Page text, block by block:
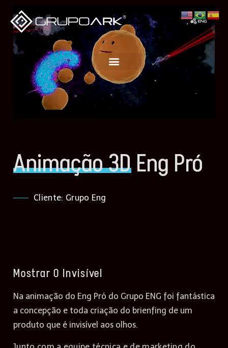
Animação 3D Eng Pró
Cliente: Grupo Eng
Mostrar O Invisível
Na animação do Eng Pró do Grupo ENG foi fantástica
a concepção e toda criação do brienfing de um
produto que é invisível aos olhos.